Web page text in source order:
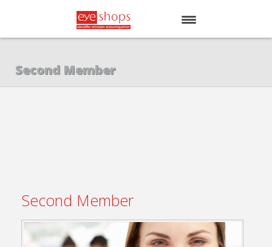
Second Member
Second Member